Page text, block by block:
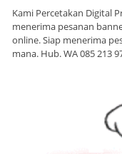
Kami Percetakan Digital
menerima pesanan
online. Siap menerima
mana. Hub. WA 085 213